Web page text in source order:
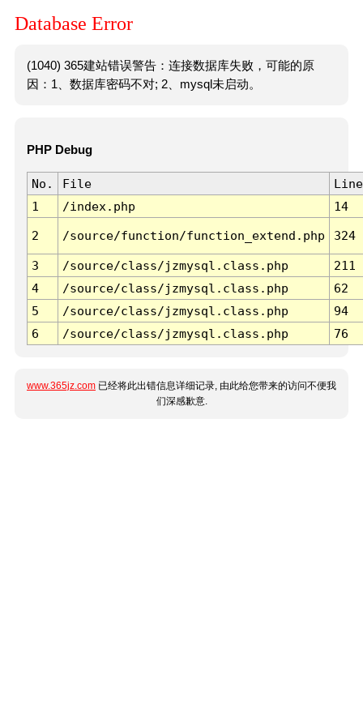
Database Error
(1040) 365建站错误警告：连接数据库失败，可能的原
因：1、数据库密码不对; 2、mysql未启动。
PHP Debug
No. File
Line
1
/index.php 14
2 /source/function/function_extend.php 324
3 /source/class/jzmysql.class.php
211
4
/source/class/jzmysql.class.php
62
5
/source/class/jzmysql.class.php
94
6
/source/class/jzmysql.class.php 76
www.365jz.com 已经将此出错信息详细记录, 由此给您带来的访问不便我
们深感歉意.